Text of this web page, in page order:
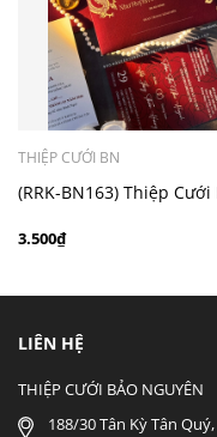
- Mẫu dưới 3000 giá
có nhu cầu in bản
thiệp tuỳ chất liệu.
THIỆP CƯỚI BN
(RRK-BN163) Thiệp Cưới
3.500₫
LIÊN HỆ
THIỆP CƯỚI BẢO NGUYÊN
188/30 Tân Kỳ Tân